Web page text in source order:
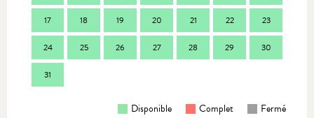
17 18 19 20 21 22 23
24 25 26 27 28 29 30
31
Disponible Complet Fermé